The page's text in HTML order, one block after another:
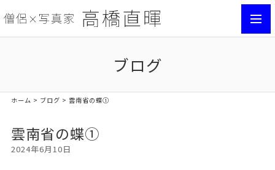
ブログ
ホーム > ブログ > 雲南省の蝶①
雲南省の蝶①
2024年6月10日